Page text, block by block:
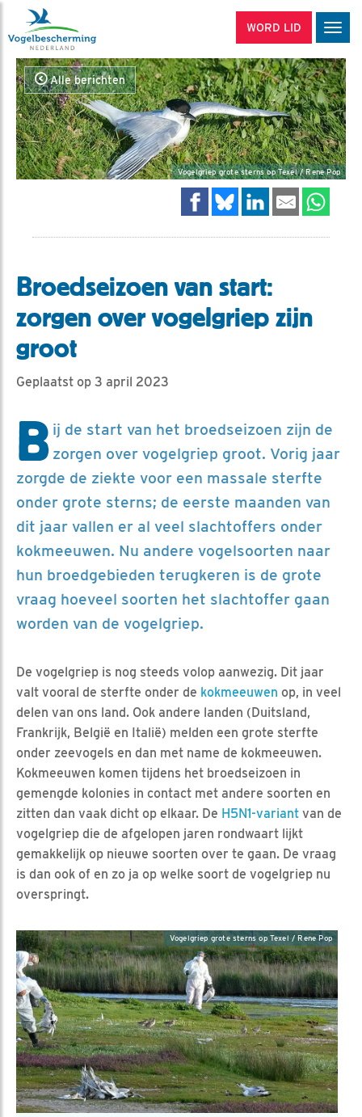
WORD LID
Alle berichten
Vogelgriep grote sterns op Texel / Rene Pop
Broedseizoen van start:
zorgen over vogelgriep zijn
groot
Geplaatst op 3 april 2023
B ij de start van het broedseizoen zijn de
zorgen over vogelgriep groot. Vorig jaar
zorgde de ziekte voor een massale sterfte
onder grote sterns; de eerste maanden van
dit jaar vallen er al veel slachtoffers onder
kokmeeuwen. Nu andere vogelsoorten naar
hun broedgebieden terugkeren is de grote
vraag hoeveel soorten het slachtoffer gaan
worden van de vogelgriep.
De vogelgriep is nog steeds volop aanwezig. Dit jaar
valt vooral de sterfte onder de kokmeeuwen op, in veel
delen van ons land. Ook andere landen (Duitsland,
Frankrijk, België en Italië) melden een grote sterfte
onder zeevogels en dan met name de kokmeeuwen.
Kokmeeuwen komen tijdens het broedseizoen in
gemengde kolonies in contact met andere soorten en
zitten dan vaak dicht op elkaar. De H5N1-variant van de
vogelgriep die de afgelopen jaren rondwaart lijkt
gemakkelijk op nieuwe soorten over te gaan. De vraag
is dan ook of en zo ja op welke soort de vogelgriep nu
overspringt.
Vogelgriep grote sterns op Texel / Rene Pop